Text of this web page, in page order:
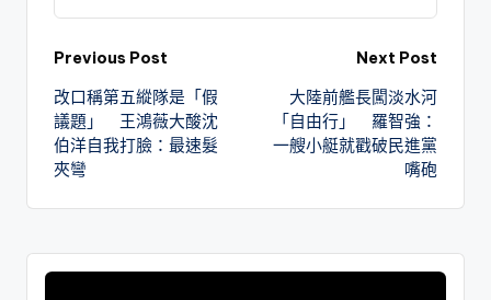
Previous Post
改口稱第五縱隊是「假
議題」 王鴻薇大酸沈
伯洋自我打臉：最速髮
夾彎
Next Post
大陸前艦長闖淡水河
「自由行」 羅智強：
一艘小艇就戳破民進黨
嘴砲